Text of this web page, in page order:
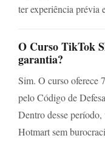
ter experiência prévia
O Curso TikTok
garantia?
Sim. O curso oferece
pelo Código de
Dentro desse
Hotmart sem